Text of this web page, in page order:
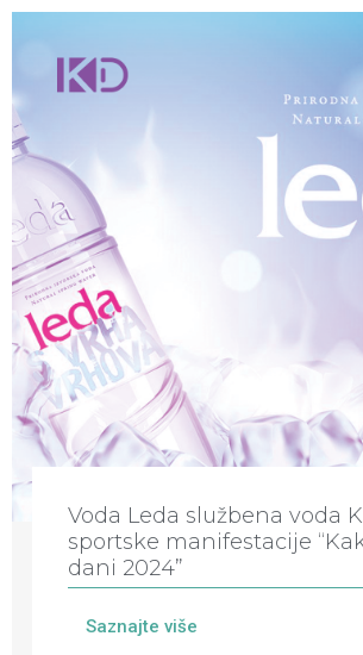
Voda Leda službena voda
sportske manifestacije
dani 2024”
Saznajte više